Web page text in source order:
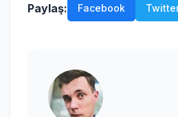
Paylaş: Facebook